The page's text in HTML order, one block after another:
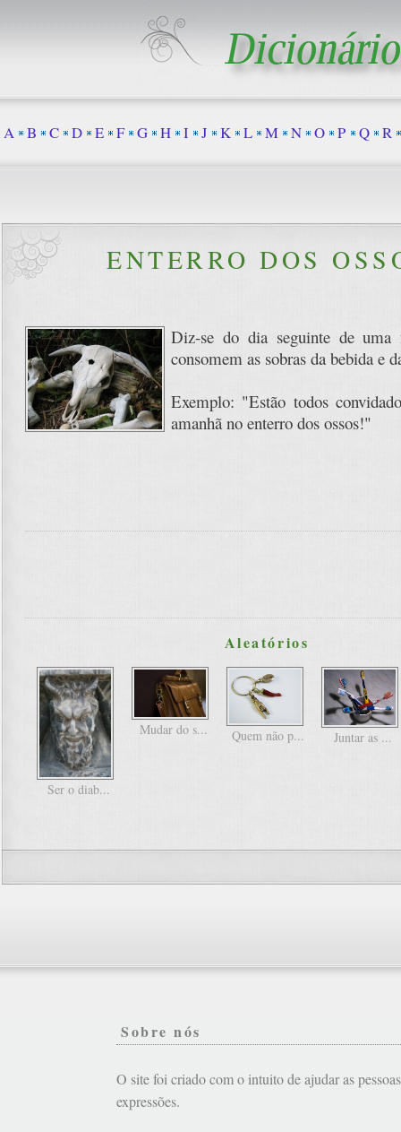
ENTERRO DOS
Diz-se do dia seguinte de uma
consomem as sobras da bebida e
Exemplo: "Estão todos
amanhã no enterro dos ossos!"
Aleatórios
Ser o diab...
Mudar do s... Quem não p... Juntar as ...
A B C D E F G H I J K L M N O P Q R
Sobre nós
O site foi criado com o intuito de ajudar as
expressões.